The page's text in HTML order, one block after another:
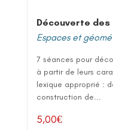
Découverte des
Espaces et
7 séances pour
à partir de leurs
lexique approprié :
construction de...
5,00€